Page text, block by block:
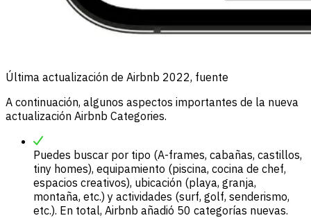
Última actualización de Airbnb 2022, fuente
A continuación, algunos aspectos importantes de la nueva
actualización Airbnb Categories.
Puedes buscar por tipo (A-frames, cabañas, castillos,
tiny homes), equipamiento (piscina, cocina de chef,
espacios creativos), ubicación (playa, granja,
montaña, etc.) y actividades (surf, golf, senderismo,
etc.). En total, Airbnb añadió 50 categorías nuevas.